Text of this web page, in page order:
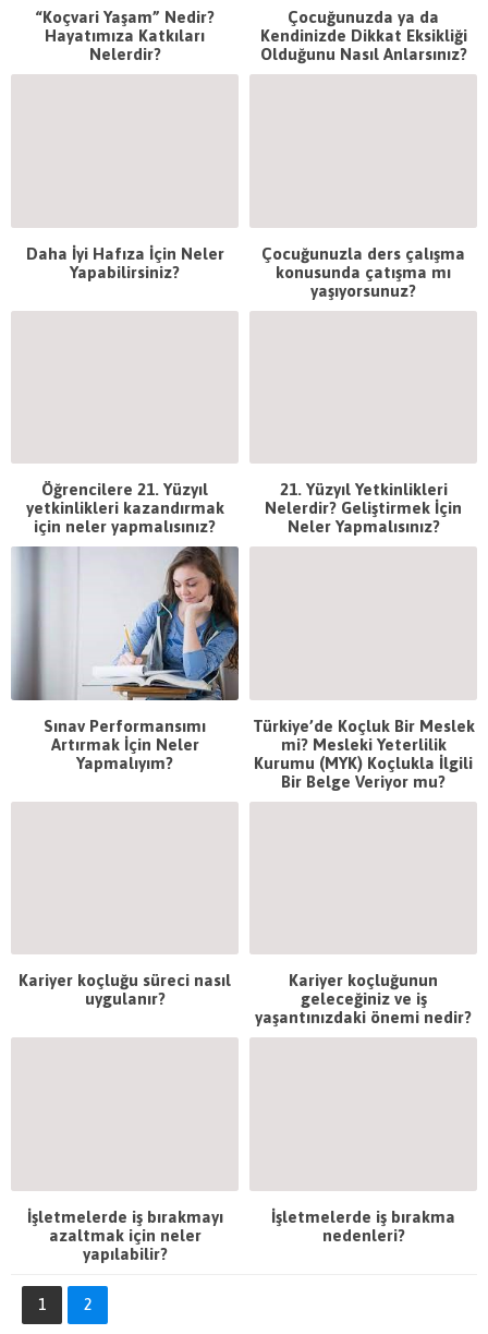
“Koçvari Yaşam” Nedir?
Hayatımıza Katkıları
Nelerdir?
Çocuğunuzda ya da
Kendinizde Dikkat Eksikliği
Olduğunu Nasıl Anlarsınız?
Daha İyi Hafıza İçin Neler
Yapabilirsiniz?
Çocuğunuzla ders çalışma
konusunda çatışma mı
yaşıyorsunuz?
Öğrencilere 21. Yüzyıl
yetkinlikleri kazandırmak
için neler yapmalısınız?
21. Yüzyıl Yetkinlikleri
Nelerdir? Geliştirmek İçin
Neler Yapmalısınız?
Sınav Performansımı
Artırmak İçin Neler
Yapmalıyım?
Türkiye’de Koçluk Bir Meslek
mi? Mesleki Yeterlilik
Kurumu (MYK) Koçlukla İlgili
Bir Belge Veriyor mu?
Kariyer koçluğu süreci nasıl
uygulanır?
Kariyer koçluğunun
geleceğiniz ve iş
yaşantınızdaki önemi nedir?
İşletmelerde iş bırakmayı
azaltmak için neler
yapılabilir?
İşletmelerde iş bırakma
nedenleri?
1 2